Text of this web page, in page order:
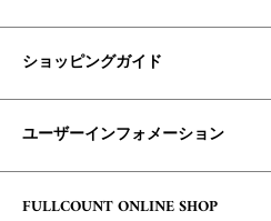
ショッピングガイド
お支払い方法・配送について
利用規約
ユーザーインフォメーション
FULLCOUNT ONLINE SHOP